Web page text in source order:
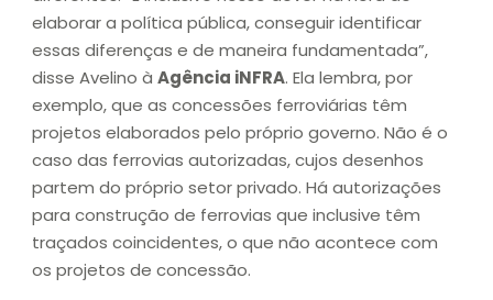
elaborar a política pública, conseguir identificar
essas diferenças e de maneira fundamentada”,
disse Avelino à Agência iNFRA. Ela lembra, por
exemplo, que as concessões ferroviárias têm
projetos elaborados pelo próprio governo. Não é o
caso das ferrovias autorizadas, cujos desenhos
partem do próprio setor privado. Há autorizações
para construção de ferrovias que inclusive têm
traçados coincidentes, o que não acontece com
os projetos de concessão.